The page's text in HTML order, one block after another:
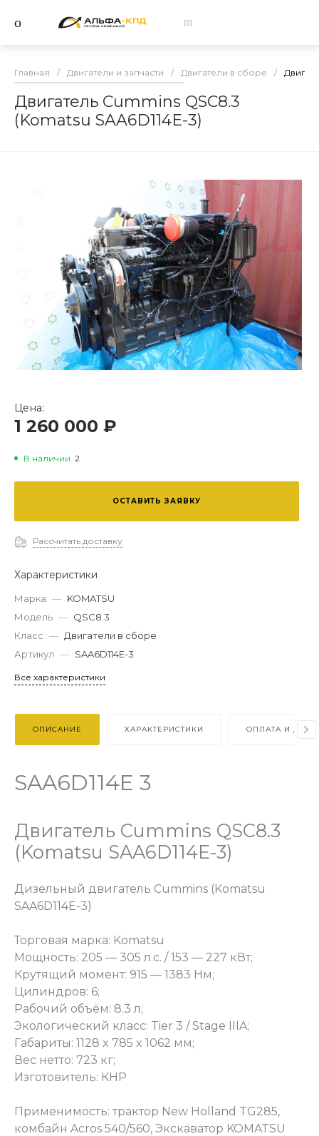
Главная / Двигатели и запчасти / Двигатели в сборе /
Двигатель Cummins QSC8.3
(Komatsu SAA6D114E-3)
Двигатель Cummins QSC8.3 (Komatsu SAA6D114E-3)
Цена:
1 260 000 ₽
В наличии 2
ОСТАВИТЬ ЗАЯВКУ
Рассчитать доставку
Характеристики
Марка — KOMATSU
Модель — QSC8.3
Класс — Двигатели в сборе
Артикул — SAA6D114E-3
Все характеристики
ОПИСАНИЕ ХАРАКТЕРИСТИКИ ОПЛАТА И
SAA6D114E 3
Двигатель Cummins QSC8.3
(Komatsu SAA6D114E-3)
Дизельный двигатель Cummins (Komatsu
SAA6D114E-3)
Торговая марка: Komatsu
Мощность: 205 — 305 л.с. / 153 — 227 кВт;
Крутящий момент: 915 — 1383 Нм;
Цилиндров: 6;
Рабочий объём: 8.3 л;
Экологический класс: Tier 3 / Stage IIIA;
Габариты: 1128 x 785 x 1062 мм;
Вес нетто: 723 кг;
Изготовитель: КНР
Применимость: трактор New Holland TG285,
комбайн Acros 540/560, Экскаватор KOMATSU